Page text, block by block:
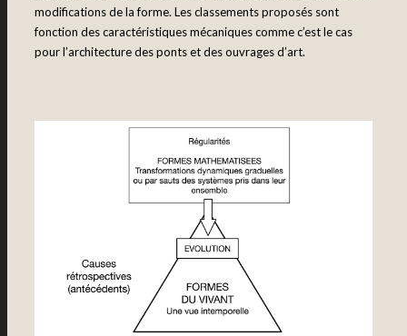
modifications de la forme. Les classements proposés sont
fonction des caractéristiques mécaniques comme c’est le cas
pour l’architecture des ponts et des ouvrages d’art.